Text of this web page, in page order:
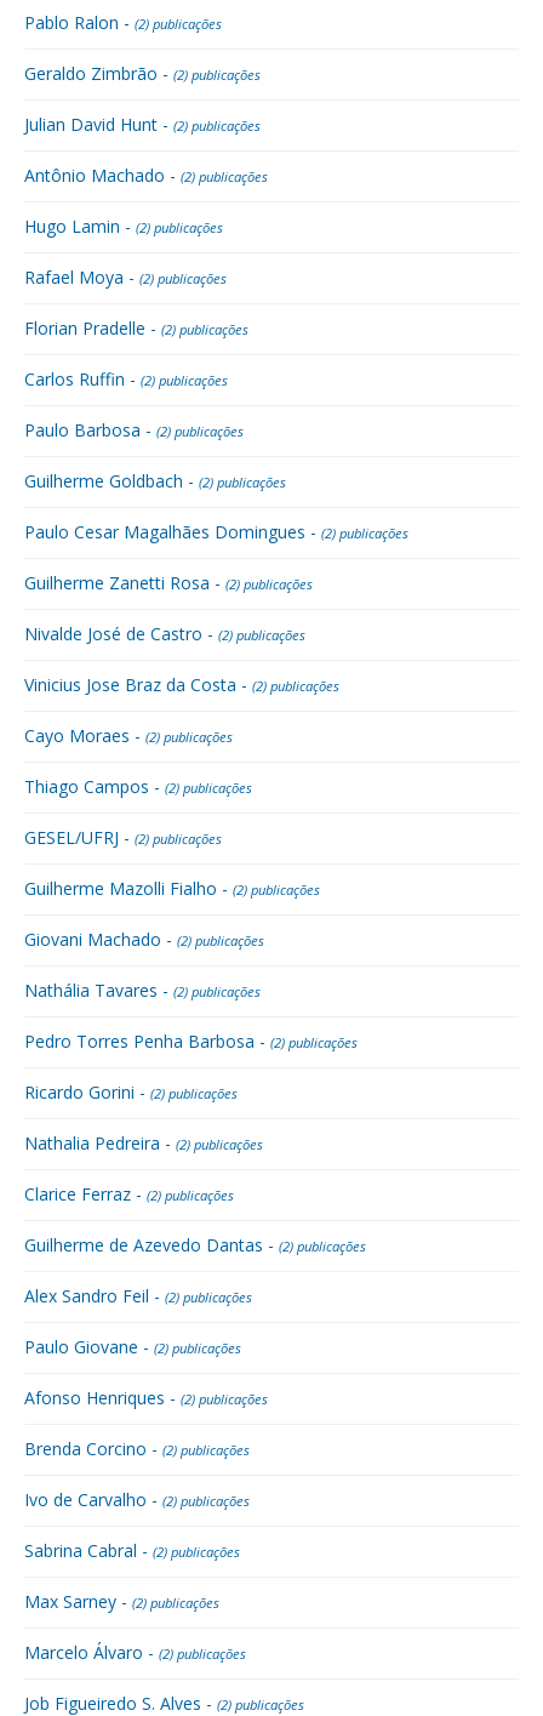
Pablo Ralon - (2) publicações
Geraldo Zimbrão - (2) publicações
Julian David Hunt - (2) publicações
Antônio Machado - (2) publicações
Hugo Lamin - (2) publicações
Rafael Moya - (2) publicações
Florian Pradelle - (2) publicações
Carlos Ruffin - (2) publicações
Paulo Barbosa - (2) publicações
Guilherme Goldbach - (2) publicações
Paulo Cesar Magalhães Domingues - (2) publicações
Guilherme Zanetti Rosa - (2) publicações
Nivalde José de Castro - (2) publicações
Vinicius Jose Braz da Costa - (2) publicações
Cayo Moraes - (2) publicações
Thiago Campos - (2) publicações
GESEL/UFRJ - (2) publicações
Guilherme Mazolli Fialho - (2) publicações
Giovani Machado - (2) publicações
Nathália Tavares - (2) publicações
Pedro Torres Penha Barbosa - (2) publicações
Ricardo Gorini - (2) publicações
Nathalia Pedreira - (2) publicações
Clarice Ferraz - (2) publicações
Guilherme de Azevedo Dantas - (2) publicações
Alex Sandro Feil - (2) publicações
Paulo Giovane - (2) publicações
Afonso Henriques - (2) publicações
Brenda Corcino - (2) publicações
Ivo de Carvalho - (2) publicações
Sabrina Cabral - (2) publicações
Max Sarney - (2) publicações
Marcelo Álvaro - (2) publicações
Job Figueiredo S. Alves - (2) publicações